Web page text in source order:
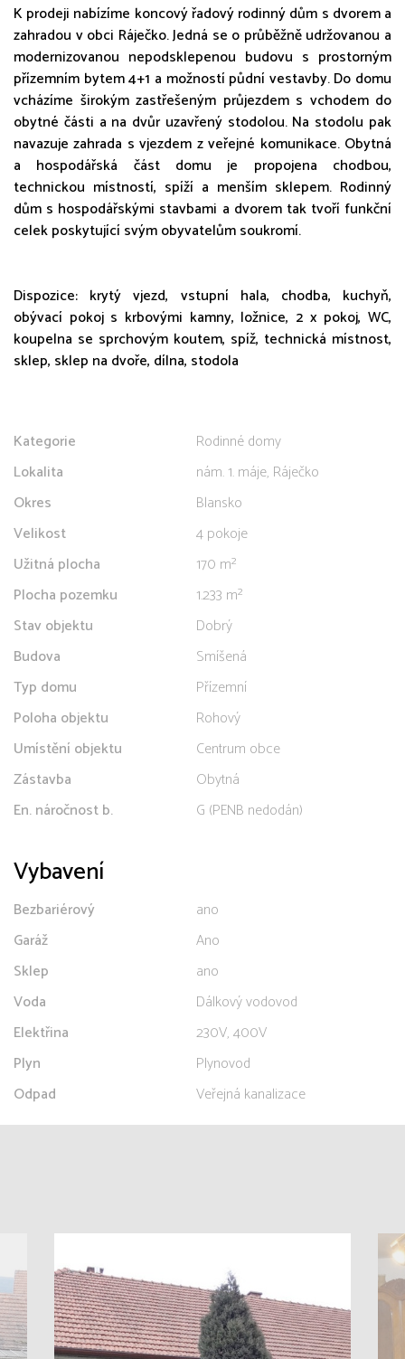
K prodeji nabízíme koncový řadový rodinný dům s dvorem a
zahradou v obci Ráječko. Jedná se o průběžně udržovanou a
modernizovanou nepodsklepenou budovu s prostorným
přízemním bytem 4+1 a možností půdní vestavby. Do domu
vcházíme širokým zastřešeným průjezdem s vchodem do
obytné části a na dvůr uzavřený stodolou. Na stodolu pak
navazuje zahrada s vjezdem z veřejné komunikace. Obytná
a hospodářská část domu je propojena chodbou,
technickou místností, spíží a menším sklepem. Rodinný
dům s hospodářskými stavbami a dvorem tak tvoří funkční
celek poskytující svým obyvatelům soukromí.
Dispozice: krytý vjezd, vstupní hala, chodba, kuchyň,
obývací pokoj s krbovými kamny, ložnice, 2 x pokoj, WC,
koupelna se sprchovým koutem, spíž, technická místnost,
sklep, sklep na dvoře, dílna, stodola
Kategorie
Rodinné domy
Lokalita
nám. 1. máje, Ráječko
Okres
Blansko
Velikost
4 pokoje
Užitná plocha
170 m²
Plocha pozemku
1.233 m²
Stav objektu
Dobrý
Budova
Smíšená
Typ domu
Přízemní
Poloha objektu
Rohový
Umístění objektu
Centrum obce
Zástavba
Obytná
En. náročnost b.
G (PENB nedodán)
Vybavení
Bezbariérový
ano
Garáž
Ano
Sklep
ano
Voda
Dálkový vodovod
Elektřina
230V, 400V
Plyn
Plynovod
Odpad
Veřejná kanalizace